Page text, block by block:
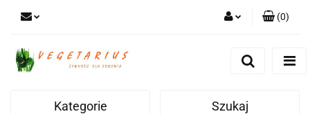
(0)
Kategorie Szukaj